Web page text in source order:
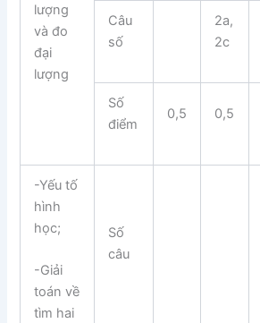
lượng
và đo
đại
lượng
Câu
số
2a,
2c
Số
điểm
0,5 0,5
-Yếu tố
hình
học;
-Giải
toán về
tìm hai
Số
câu